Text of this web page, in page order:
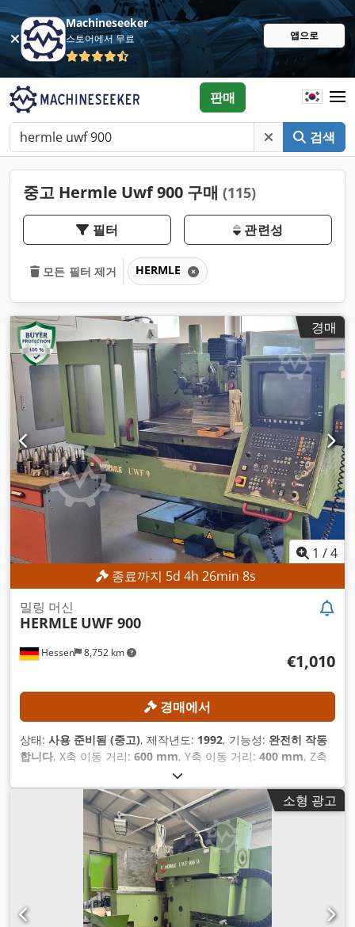
Machineseeker
스토어에서 무료 앱으로
검색
판매
중고 Hermle Uwf 900 구매 (115)
필터 관련성
모든 필터 제거 HERMLE
경매
1 /4
종료까지 5d 4h 26min 6s
Hessen 8,752 km
밀링 머신
HERMLE UWF 900
€1,010
경매에서
상태: 사용 준비됨 (중고), 제작년도: 1992, 기능성: 완전히 작동
합니다, X축 이동 거리: 600 mm, Y축 이동 거리: 400 mm, Z축
, 스핀들 속도 (최대):
모델:Heidenhain 407,
소형 광고